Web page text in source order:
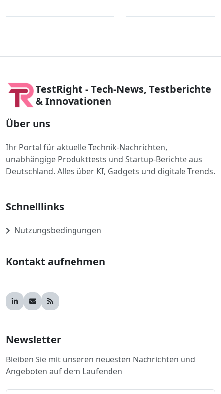
TestRight - Tech-News, Testberichte
& Innovationen
Über uns
Ihr Portal für aktuelle Technik-Nachrichten,
unabhängige Produkttests und Startup-Berichte aus
Deutschland. Alles über KI, Gadgets und digitale Trends.
Schnelllinks
Nutzungsbedingungen
Kontakt aufnehmen
Newsletter
Bleiben Sie mit unseren neuesten Nachrichten und
Angeboten auf dem Laufenden